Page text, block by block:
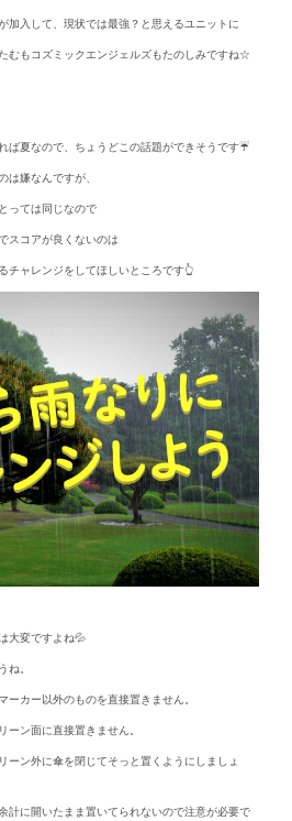
加入して、現状では最強？と思えるユニットに
むもコズミックエンジェルズもたのしみですね☆
ば夏なので、ちょうどこの話題ができそうです☔
は嫌なんですが、
っては同じなので
スコアが良くないのは
チャレンジをしてほしいところです👆
大変ですよね💦
ね。
ーカー以外のものを直接置きません。
ーン面に直接置きません。
ーン外に傘を閉じてそっと置くようにしましょ
計に開いたまま置いてられないので注意が必要で